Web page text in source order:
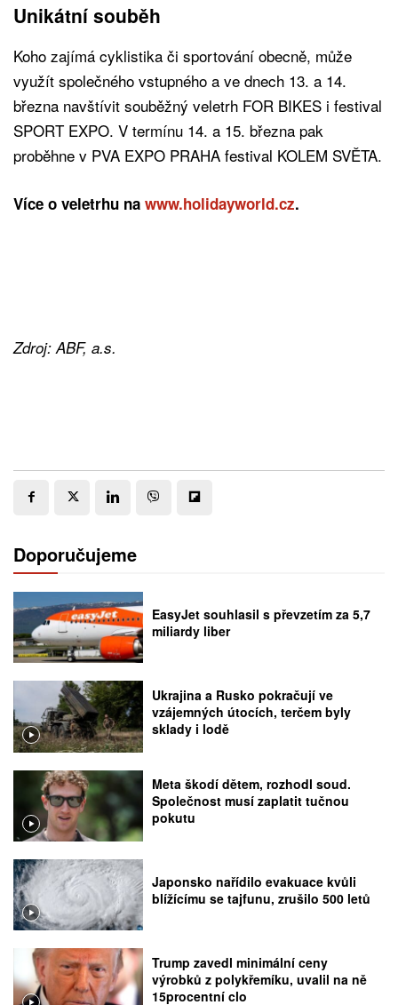
Unikátní souběh
Koho zajímá cyklistika či sportování obecně, může
využít společného vstupného a ve dnech 13. a 14.
března navštívit souběžný veletrh FOR BIKES i festival
SPORT EXPO. V termínu 14. a 15. března pak
proběhne v PVA EXPO PRAHA festival KOLEM SVĚTA.
Více o veletrhu na www.holidayworld.cz.
Zdroj: ABF, a.s.
Doporučujeme
EasyJet souhlasil s převzetím za 5,7
miliardy liber
Ukrajina a Rusko pokračují ve
vzájemných útocích, terčem byly
sklady i lodě
Meta škodí dětem, rozhodl soud.
Společnost musí zaplatit tučnou
pokutu
Japonsko nařídilo evakuace kvůli
blížícímu se tajfunu, zrušilo 500 letů
Trump zavedl minimální ceny
výrobků z polykřemíku, uvalil na ně
15procentní clo